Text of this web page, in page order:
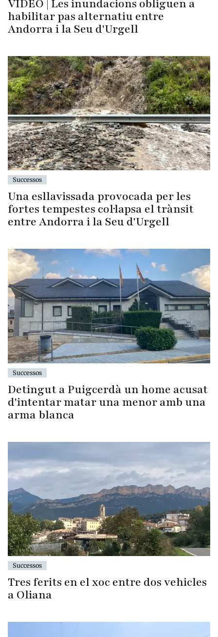
VÍDEO | Les inundacions obliguen a
habilitar pas alternatiu entre
Andorra i la Seu d'Urgell
Successos
Una esllavissada provocada per les
fortes tempestes col·lapsa el trànsit
entre Andorra i la Seu d'Urgell
Successos
Detingut a Puigcerdà un home acusat
d'intentar matar una menor amb una
arma blanca
Successos
Tres ferits en el xoc entre dos vehicles
a Oliana